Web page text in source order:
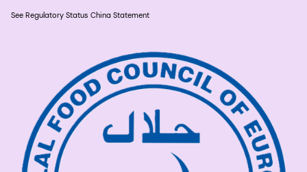
See Regulatory Status China Statement